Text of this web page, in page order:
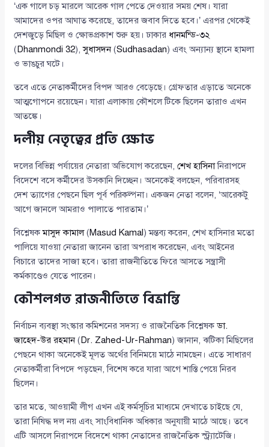
‘এক গালে চড় মারলে আরেক গাল পেতে দেওয়ার সময় শেষ। যারা
আমাদের ওপর আঘাত করেছে, তাদের জবাব দিতে হবে।’ এরপর থেকেই
দেশজুড়ে মিছিল ও ক্ষোভপ্রকাশ শুরু হয়। ঢাকার ধানমন্ডি-৩২
(Dhanmondi 32),সুধাসদন(Sudhasadan) এবং অন্যান্য স্থানে হামলা
ও ভাঙচুর ঘটে।
তবে এতে নেতাকর্মীদের বিপদ আরও বেড়েছে। গ্রেফতার এড়াতে অনেকে
আত্মগোপনে রয়েছেন। যারা এলাকায় কৌশলে টিকে ছিলেন তারাও এখন
আতঙ্কে।
দলীয় নেতৃত্বের প্রতি ক্ষোভ
দলের বিভিন্ন পর্যায়ের নেতারা অভিযোগ করেছেন,শেখ হাসিনানিরাপদে
বিদেশে বসে কর্মীদের উসকানি দিচ্ছেন। অনেকেই বলছেন, পরিবারসহ
দেশ ত্যাগের পেছনে ছিল পূর্ব পরিকল্পনা। একজন নেতা বলেন, ‘আরেকটু
আগে জানলে আমরাও পালাতে পারতাম।’
বিশ্লেষকমাসুদ কামাল(Masud Kamal) মন্তব্য করেন, শেখ হাসিনার মতো
পালিয়ে যাওয়া নেতারা জানেন তারা অপরাধ করেছেন, এবং আইনের
বিচারে তাদের সাজা হবে। তারা রাজনীতিতে ফিরে আসতে সন্ত্রাসী
কর্মকাণ্ডেও যেতে পারেন।
কৌশলগত রাজনীতিতে বিভ্রান্তি
নির্বাচন ব্যবস্থা সংস্কার কমিশনের সদস্য ও রাজনৈতিক বিশ্লেষকডা.
জাহেদ-উর রহমান(Dr. Zahed-Ur-Rahman) জানান, ঝটিকা মিছিলের
পেছনে থাকা অনেকেই মূলত অর্থের বিনিময়ে মাঠে নামছেন। এতে সাধারণ
নেতাকর্মীরা বিপদে পড়ছেন, বিশেষ করে যারা আগে শাস্তি পেয়ে নিরব
ছিলেন।
তার মতে, আওয়ামী লীগ এখন এই কর্মসূচির মাধ্যমে দেখাতে চাইছে যে,
তারা নিষিদ্ধ দল নয় এবং সাংবিধানিক অধিকার অনুযায়ী মাঠে আছে। তবে
এটি আসলে নিরাপদে বিদেশে থাকা নেতাদের রাজনৈতিক স্ট্র্যাটেজি।